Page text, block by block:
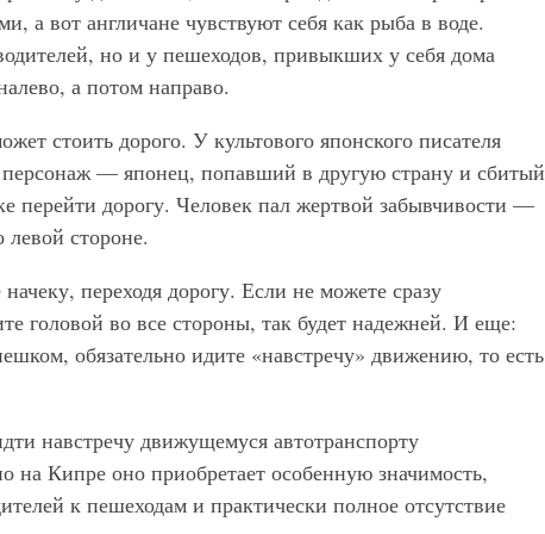
а вот англичане чувствуют себя как рыба в воде.
но и у пешеходов, привыкших у себя дома
а потом направо.
стоить дорого. У культового японского писателя
— японец, попавший в другую страну и сбитый
перейти дорогу. Человек пал жертвой забывчивости —
стороне.
переходя дорогу. Если не можете сразу
головой во все стороны, так будет надежней. И еще:
обязательно идите «навстречу» движению, то есть
навстречу движущемуся автотранспорту
на Кипре оно приобретает особенную значимость,
к пешеходам и практически полное отсутствие
JUL 28, 2026